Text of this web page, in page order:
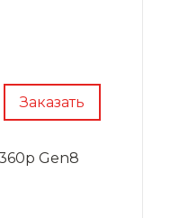
Заказать
Gen8